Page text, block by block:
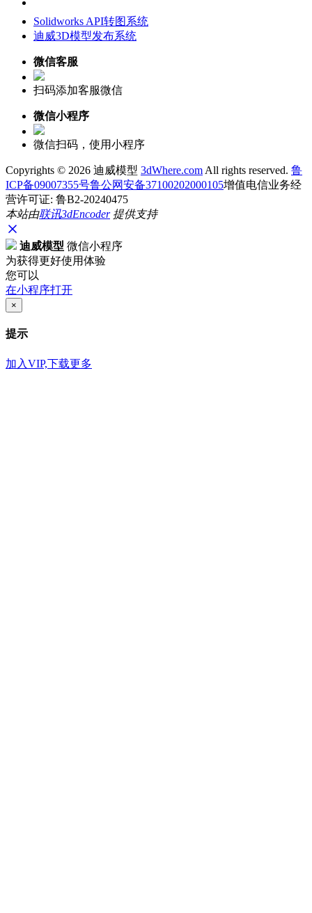
Solidworks API转图系统
迪威3D模型发布系统
微信客服
扫码添加客服微信
微信小程序
微信扫码，使用小程序
Copyrights © 2026 迪威模型 3dWhere.com All rights reserved. 鲁
ICP备09007355号鲁公网安备37100202000105增值电信业务经
营许可证: 鲁B2-20240475
本站由联讯3dEncoder提供支持
迪威模型 微信小程序
为获得更好使用体验
您可以
在小程序打开
×
提示
加入VIP,下载更多